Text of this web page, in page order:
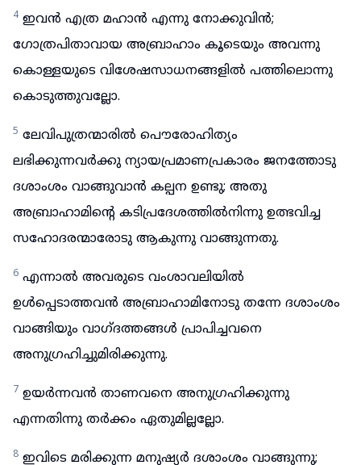
4 ഇവൻ എത്ര മഹാൻ എന്നു നോക്കുവിൻ;
ഗോത്രപിതാവായ അബ്രാഹാം കൂടെയും അവന്നു
കൊള്ളയുടെ വിശേഷസാധനങ്ങളിൽ പത്തിലൊന്നു
കൊടുത്തുവല്ലോ.
5 ലേവിപുത്രന്മാരിൽ പൌരോഹിത്യം
ലഭിക്കുന്നവർക്കു ന്യായപ്രമാണപ്രകാരം ജനത്തോടു
ദശാംശം വാങ്ങുവാൻ കല്പന ഉണ്ടു; അതു
അബ്രാഹാമിന്റെ കടിപ്രദേശത്തിൽനിന്നു ഉത്ഭവിച്ച
സഹോദരന്മാരോടു ആകുന്നു വാങ്ങുന്നതു.
6 എന്നാൽ അവരുടെ വംശാവലിയിൽ
ഉൾപ്പെടാത്തവൻ അബ്രാഹാമിനോടു തന്നേ ദശാംശം
വാങ്ങിയും വാഗ്ദത്തങ്ങൾ പ്രാപിച്ചവനെ
അനുഗ്രഹിച്ചുമിരിക്കുന്നു.
7 ഉയർന്നവൻ താണവനെ അനുഗ്രഹിക്കുന്നു
എന്നതിന്നു തർക്കം ഏതുമില്ലല്ലോ.
8 ഇവിടെ മരിക്കുന്ന മനുഷ്യർ ദശാംശം വാങ്ങുന്നു;